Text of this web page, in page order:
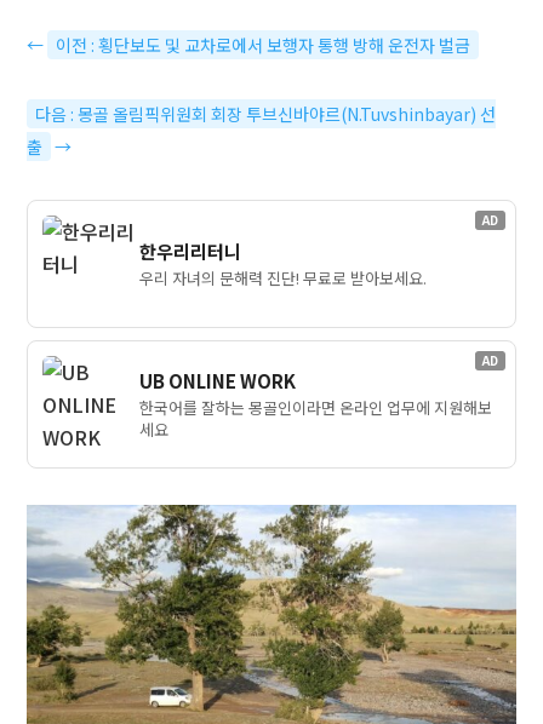
← 이전 : 횡단보도 및 교차로에서 보행자 통행 방해 운전자 벌금
다음 : 몽골 올림픽위원회 회장 투브신바야르(N.Tuvshinbayar) 선
출 →
AD
한우리리터니
우리 자녀의 문해력 진단! 무료로 받아보세요.
AD
UB ONLINE WORK
한국어를 잘하는 몽골인이라면 온라인 업무에 지원해보
세요